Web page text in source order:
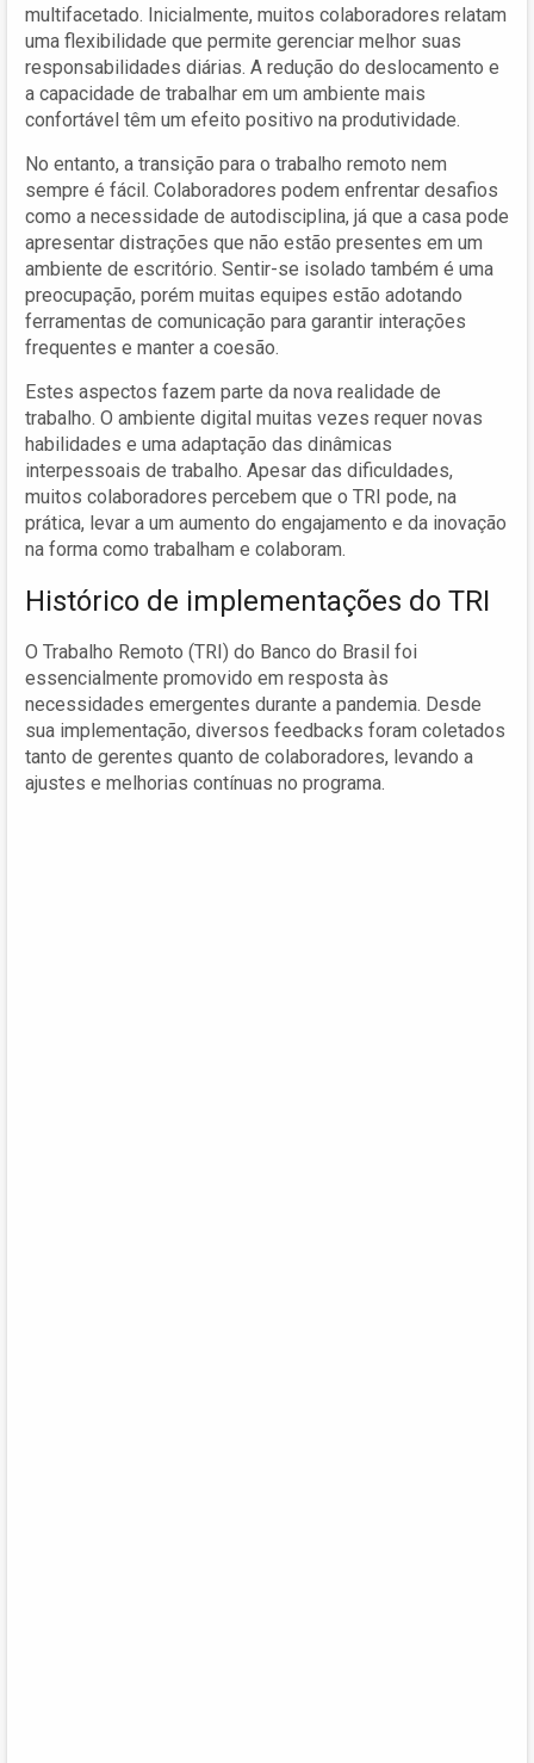
multifacetado. Inicialmente, muitos colaboradores relatam
uma flexibilidade que permite gerenciar melhor suas
responsabilidades diárias. A redução do deslocamento e
a capacidade de trabalhar em um ambiente mais
confortável têm um efeito positivo na produtividade.
No entanto, a transição para o trabalho remoto nem
sempre é fácil. Colaboradores podem enfrentar desafios
como a necessidade de autodisciplina, já que a casa pode
apresentar distrações que não estão presentes em um
ambiente de escritório. Sentir-se isolado também é uma
preocupação, porém muitas equipes estão adotando
ferramentas de comunicação para garantir interações
frequentes e manter a coesão.
Estes aspectos fazem parte da nova realidade de
trabalho. O ambiente digital muitas vezes requer novas
habilidades e uma adaptação das dinâmicas
interpessoais de trabalho. Apesar das dificuldades,
muitos colaboradores percebem que o TRI pode, na
prática, levar a um aumento do engajamento e da inovação
na forma como trabalham e colaboram.
Histórico de implementações do TRI
O Trabalho Remoto (TRI) do Banco do Brasil foi
essencialmente promovido em resposta às
necessidades emergentes durante a pandemia. Desde
sua implementação, diversos feedbacks foram coletados
tanto de gerentes quanto de colaboradores, levando a
ajustes e melhorias contínuas no programa.